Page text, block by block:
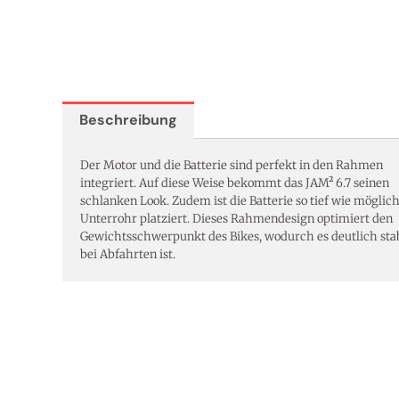
Beschreibung
Der Motor und die Batterie sind perfekt in den Rahmen
integriert. Auf diese Weise bekommt das JAM² 6.7 seinen
schlanken Look. Zudem ist die Batterie so tief wie
Unterrohr platziert. Dieses Rahmendesign optimiert den
Gewichtsschwerpunkt des Bikes, wodurch es deutlich
bei Abfahrten ist.